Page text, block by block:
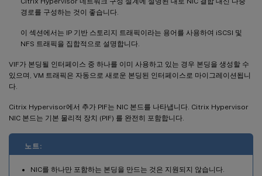
경로를 구성하는 것이 좋습니다.
이 섹션에서는 IP 기반 스토리지 트래픽이라는 용어를 사용하여 iSCSI 및
NFS 트래픽을 집합적으로 설명합니다.
VIF가 본딩될 인터페이스 중 하나를 이미 사용하고 있는 경우 본딩을 생성할 수
있으며, VM 트래픽은 자동으로 새로운 본딩된 인터페이스로 마이그레이션됩니
다.
Citrix Hypervisor에서 추가 PIF는 NIC 본드를 나타냅니다. Citrix Hypervisor
NIC 본드는 기본 물리적 장치 (PIF) 를 완전히 포함합니다.
노트:
NIC를 하나만 포함하는 본딩을 만드는 것은 지원되지 않습니다.